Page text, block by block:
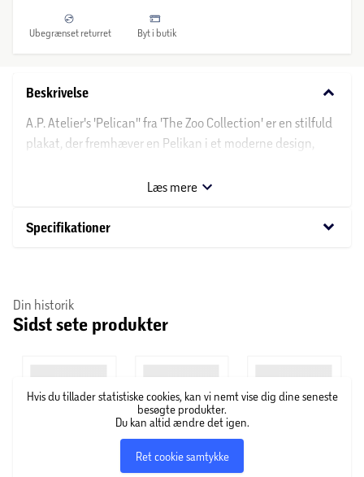
Ubegrænset returret Byt i butik
Beskrivelse keyboard_arrow_down
A.P. Atelier's 'Pelican'' fra 'The Zoo Collection' er en stilfuld
plakat, der fremhæver en Pelikan i et moderne design,
Læs mere
Specifikationer keyboard_arrow_down
Din historik
Sidst sete produkter
Hvis du tillader statistiske cookies, kan vi nemt vise dig dine seneste
besøgte produkter.
Du kan altid ændre det igen.
Ret cookie samtykke